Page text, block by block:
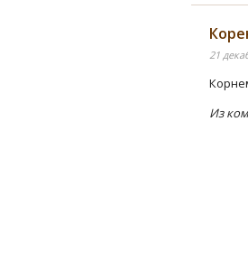
21
Из